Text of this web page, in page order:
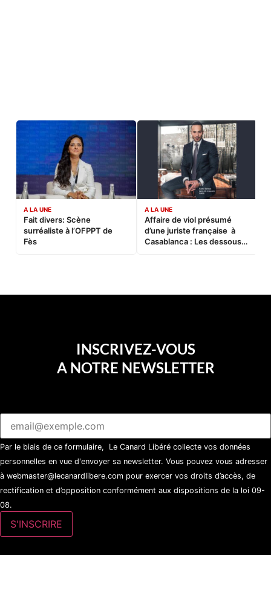
A LA UNE
Fait divers: Scène
surréaliste à l’OFPPT de
Fès
A LA UNE
Affaire de viol présumé
d’une juriste française à
Casablanca : Les dessous
INSCRIVEZ-VOUS
A NOTRE NEWSLETTER
Par le biais de ce formulaire, Le Canard Libéré collecte vos données
personnelles en vue d'envoyer sa newsletter. Vous pouvez vous adresser
à webmaster@lecanardlibere.com pour exercer vos droits d’accès, de
rectification et d’opposition conformément aux dispositions de la loi 09-
08.